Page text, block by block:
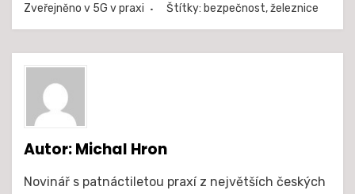
Zveřejněno v 5G v praxi Štítky: bezpečnost,železnice
Autor:Michal Hron
Novinář s patnáctiletou praxí z největších českých